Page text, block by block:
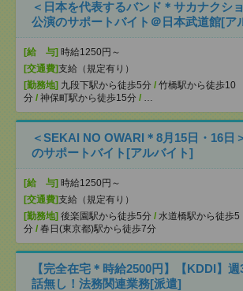
＜日本を代表するバンド＊サカナクシ
公演のサポートバイト＠日本武道館[ア
[給 与] 時給1250円～
[交通費]支給（規定有り）
[勤務地] 九段下駅から徒歩5分 / 竹橋駅から徒歩10
分 / 神保町駅から徒歩15分 / …
＜SEKAI NO OWARI＊8月15日・16日
のサポートバイト[アルバイト]
[給 与] 時給1250円～
[交通費]支給（規定有り）
[勤務地] 後楽園駅から徒歩5分 / 水道橋駅から徒歩5
分 / 春日(東京都)駅から徒歩7分
【完全在宅＊時給2500円】【KDDI】
話無し！法務関連業務[派遣]